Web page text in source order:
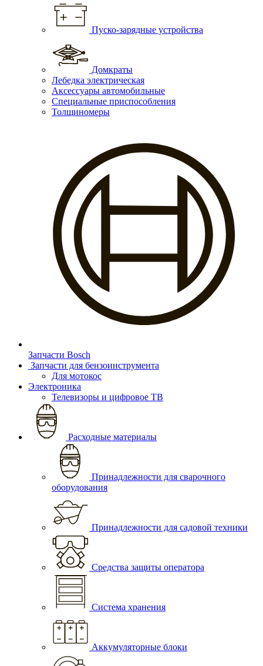
Пуско-зарядные устройства
Домкраты
Лебедка электрическая
Аксессуары автомобильные
Специальные приспособления
Толщиномеры
Запчасти Bosch
Запчасти для бензоинструмента
Для мотокос
Электроника
Телевизоры и цифровое ТВ
Расходные материалы
Принадлежности для сварочного
оборудования
Принадлежности для садовой техники
Средства защиты оператора
Система хранения
Аккумуляторные блоки